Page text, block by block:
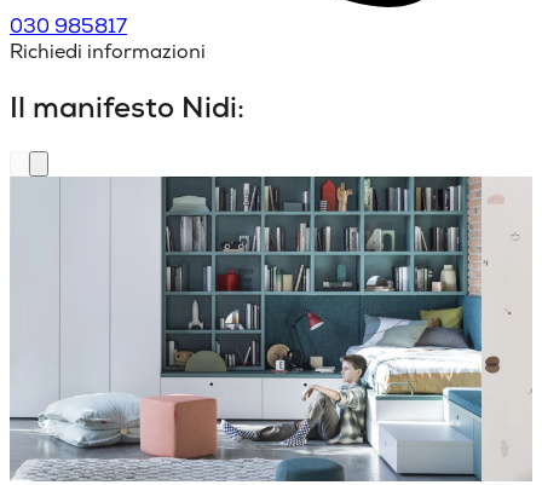
030 985817
Richiedi informazioni
Il manifesto Nidi: